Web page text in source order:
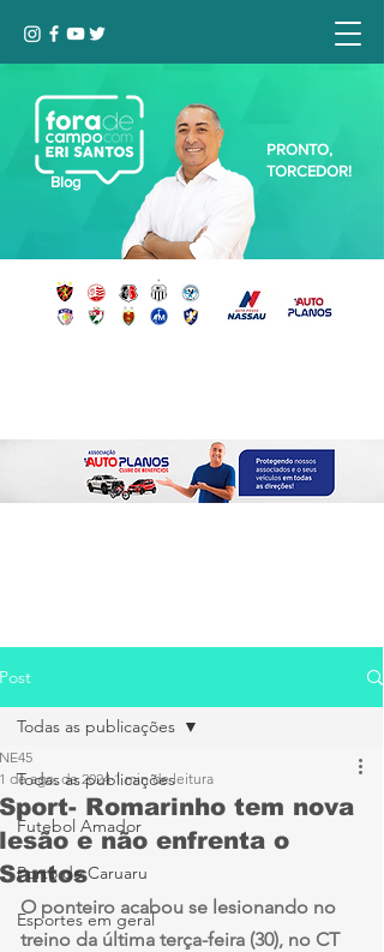
Blog
PRONTO,
TORCEDOR!
Post
Todas as publicações
Futebol Amador
Porto de Caruaru
Esportes em geral
Todas as publicações
Sport- Romarinho tem nova
lesão e não enfrenta o
Santos
NE45
1 de ago. de 2024 1 min de leitura
O ponteiro acabou se lesionando no
treino da última terça-feira (30), no CT